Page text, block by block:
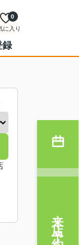
に入り
0
録
来店予約